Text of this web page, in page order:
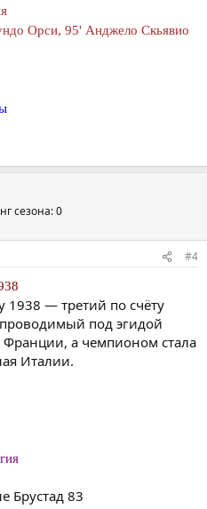
Орси, 95' Анджело Скьявио
сезона: 0
#4
1938 — третий по счёту
под эгидой
а чемпионом стала
Италии.
Брустад 83